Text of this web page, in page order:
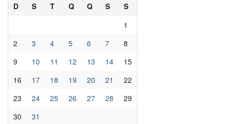
D S T Q Q S
S
1
2
3 4 5 6 7
8
9
10 11 12 13 14
15
16
17 18 19 20 21
22
23
24 25 26 27 28
29
30
31